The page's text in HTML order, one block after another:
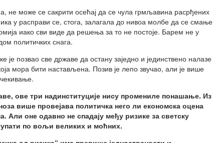
не може се сакрити осећај да се чула грмљавина расрђених
у расправи се, стога, залагала до нивоа молбе да се смање
иако сви виде да решења за то не постоје. Барем не у
политичких снага.
је позвао све државе да остану заједно и јединствено налазе
мора бити настављена. Позив је лепо звучао, али је више
ове три надинституције нису промениле понашање. Из
више провејава политичка него ли економска оцена
Али оне одавно не спадају међу ризике за светску
по вољи великих и моћних.